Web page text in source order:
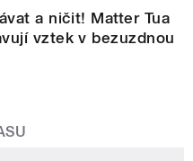
a ničit! Matter Tua
vztek v bezuzdnou